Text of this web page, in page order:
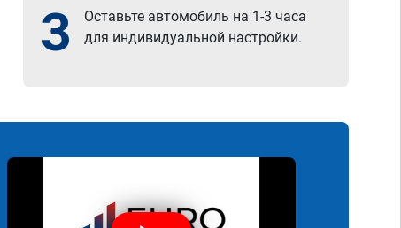
3
Оставьте автомобиль на 1-3 часа
для индивидуальной настройки.